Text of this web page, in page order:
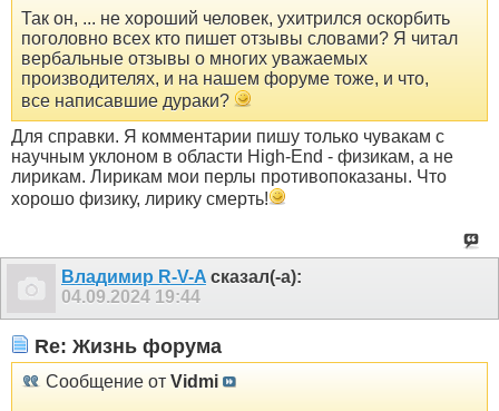
Так он, ... не хороший человек, ухитрился оскорбить
поголовно всех кто пишет отзывы словами? Я читал
вербальные отзывы о многих уважаемых
производителях, и на нашем форуме тоже, и что,
все написавшие дураки?
Для справки. Я комментарии пишу только чувакам с
научным уклоном в области High-End - физикам, а не
лирикам. Лирикам мои перлы противопоказаны. Что
хорошо физику, лирику смерть!
Владимир R-V-A сказал(-а):
04.09.2024 19:44
Re: Жизнь форума
Сообщение от Vidmi